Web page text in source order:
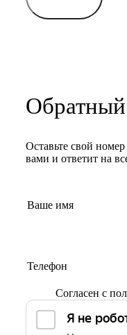
Оставьте свой
вами и ответит на
Согласен с